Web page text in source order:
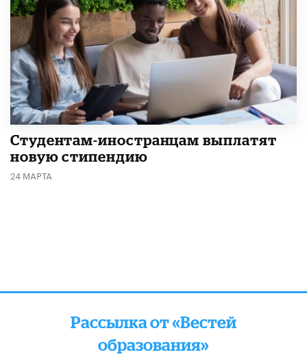
Студентам-иностранцам выплатят
новую стипендию
24 МАРТА
Рассылка от «Вестей
образования»